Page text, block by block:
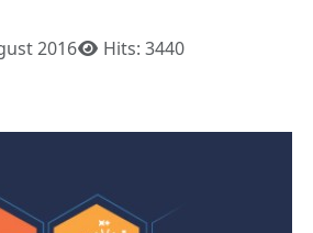
2016 Hits: 3440